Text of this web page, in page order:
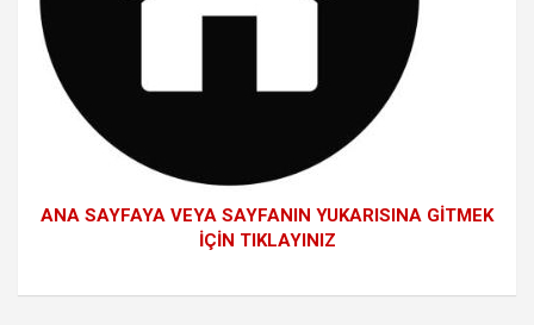
ANA SAYFAYA VEYA SAYFANIN YUKARISINA GİTMEK
İÇİN TIKLAYINIZ